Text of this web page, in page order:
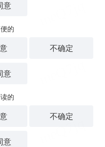
意
的
不确定
意
的
不确定
意